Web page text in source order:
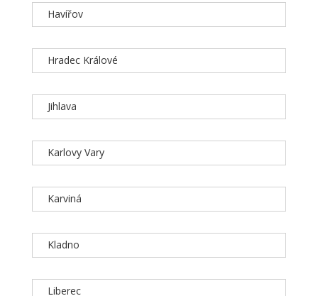
Havířov
Hradec Králové
Jihlava
Karlovy Vary
Karviná
Kladno
Liberec